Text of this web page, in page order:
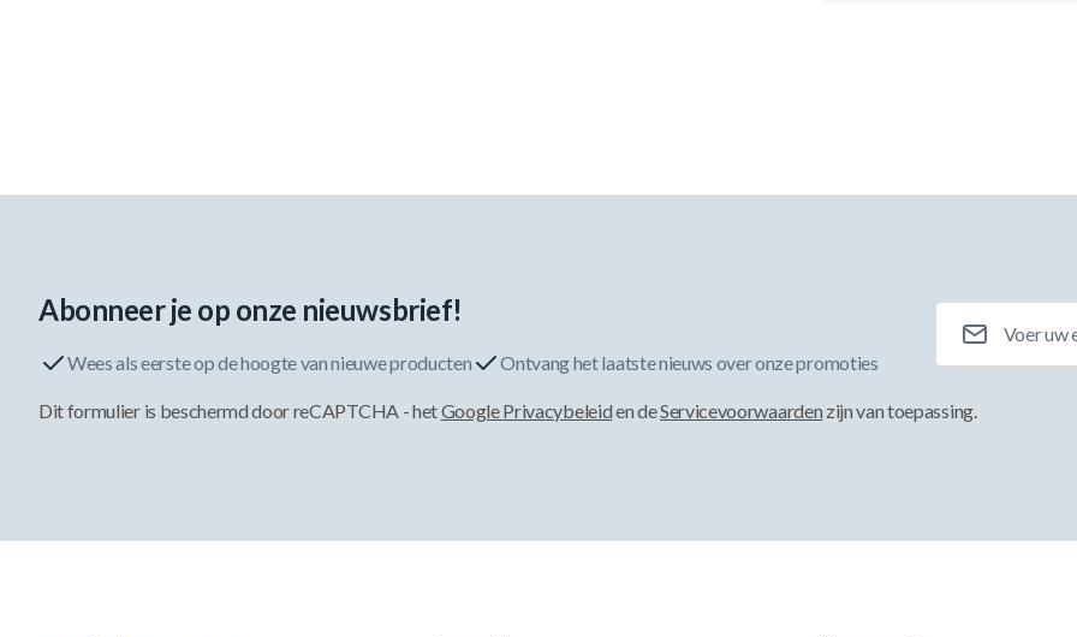
Abonneer je op onze nieuwsbrief!
Wees als eerste op de hoogte van nieuwe producten Ontvang het laatste nieuws over onze promoties
Dit formulier is beschermd door reCAPTCHA - hetGoogle Privacybeleiden deServicevoorwaarden zijn van toepassing.